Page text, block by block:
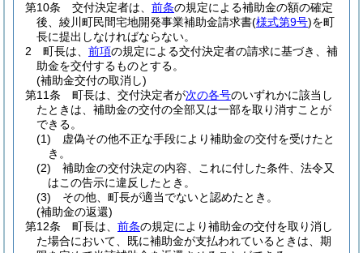
第10条
交付決定者は、 前条の規定による補助金の額の確定
後、綾川町民間宅地開発事業補助金請求書(様式第9号)を町
長に提出しなければならない。
2
町長は、 前項の規定による交付決定者の請求に基づき、補
助金を交付するものとする。
(補助金交付の取消し)
第11条
町長は、交付決定者が次の各号のいずれかに該当し
たときは、補助金の交付の全部又は一部を取り消すことが
できる。
(1)
虚偽その他不正な手段により補助金の交付を受けたと
き。
(2)
補助金の交付決定の内容、これに付した条件、法令又
はこの告示に違反したとき。
(3)
その他、町長が適当でないと認めたとき。
(補助金の返還)
第12条
町長は、 前条の規定により補助金の交付を取り消し
た場合において、既に補助金が支払われているときは、期